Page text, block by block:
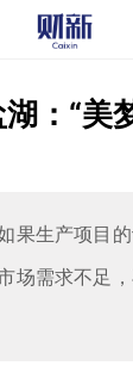
：“美
果生产项目
场需求不足